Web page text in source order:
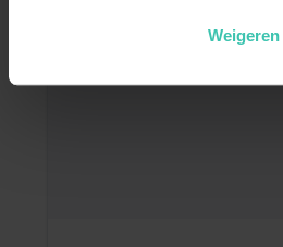
Weigeren